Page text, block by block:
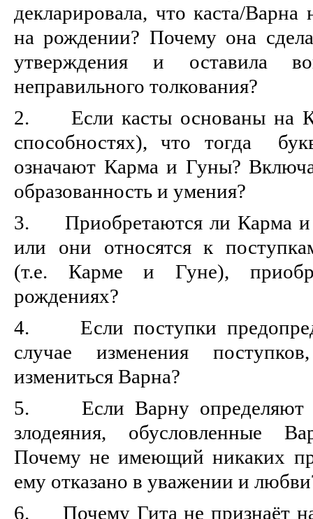
декларировала, что каста/Варна
на рождении? Почему она
утверждения и оставила
неправильного толкования?
2. Если касты основаны на
способностях), что тогда
означают Карма и Гуны?
образованность и умения?
3. Приобретаются ли Карма и
или они относятся к
(т.е. Карме и Гуне),
рождениях?
4. Если поступки
случае изменения
измениться Варна?
5. Если Варну определяют
злодеяния, обусловленные
Почему не имеющий никаких
ему отказано в уважении и
6. Почему Гита не признаёт